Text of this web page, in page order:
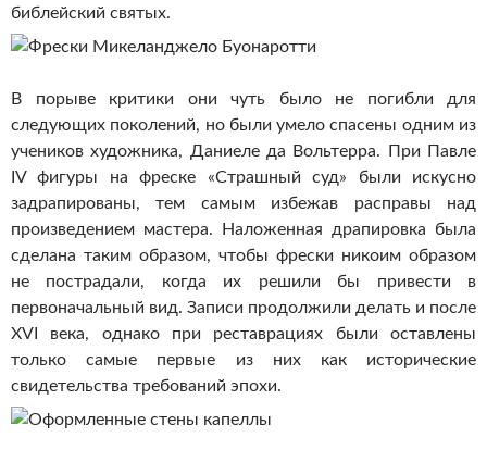
библейский святых.
В порыве критики они чуть было не погибли для
следующих поколений, но были умело спасены одним из
учеников художника, Даниеле да Вольтерра. При Павле
IV фигуры на фреске «Страшный суд» были искусно
задрапированы, тем самым избежав расправы над
произведением мастера. Наложенная драпировка была
сделана таким образом, чтобы фрески никоим образом
не пострадали, когда их решили бы привести в
первоначальный вид. Записи продолжили делать и после
XVI века, однако при реставрациях были оставлены
только самые первые из них как исторические
свидетельства требований эпохи.